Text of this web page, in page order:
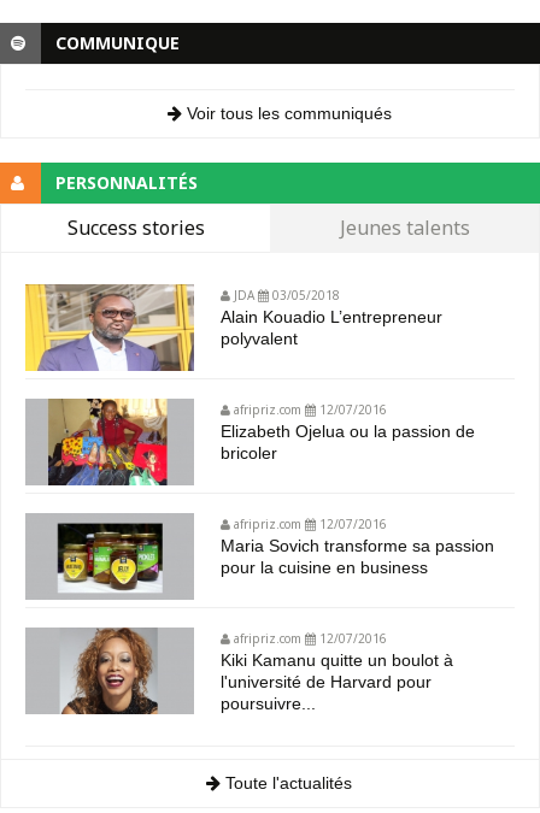
COMMUNIQUE
Voir tous les communiqués
PERSONNALITÉS
Success stories Jeunes talents
JDA 03/05/2018
Alain Kouadio L’entrepreneur
polyvalent
afripriz.com 12/07/2016
Elizabeth Ojelua ou la passion de
bricoler
afripriz.com 12/07/2016
Maria Sovich transforme sa passion
pour la cuisine en business
afripriz.com 12/07/2016
Kiki Kamanu quitte un boulot à
l'université de Harvard pour
poursuivre...
Toute l'actualités